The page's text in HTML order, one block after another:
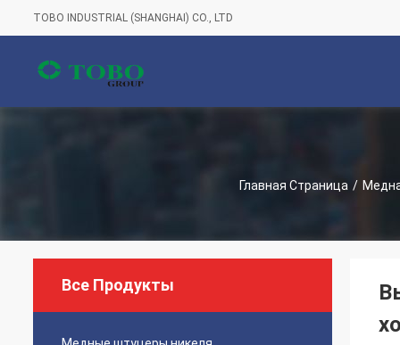
TOBO INDUSTRIAL (SHANGHAI) CO., LTD
Главная Страница /
Все Продукты